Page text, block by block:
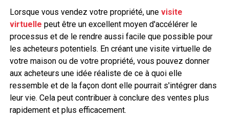
Lorsque vous vendez votre propriété, une visite
virtuelle peut être un excellent moyen d'accélérer le
processus et de le rendre aussi facile que possible pour
les acheteurs potentiels. En créant une visite virtuelle de
votre maison ou de votre propriété, vous pouvez donner
aux acheteurs une idée réaliste de ce à quoi elle
ressemble et de la façon dont elle pourrait s'intégrer dans
leur vie. Cela peut contribuer à conclure des ventes plus
rapidement et plus efficacement.